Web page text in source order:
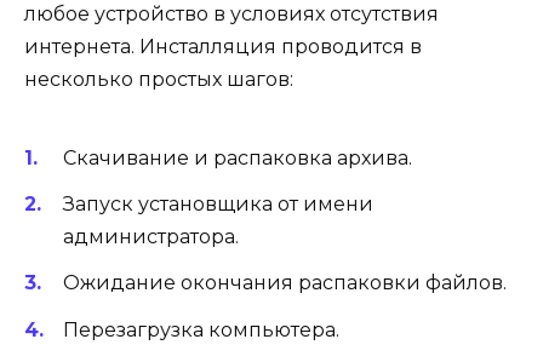
любое устройство в условиях отсутствия
интернета. Инсталляция проводится в
несколько простых шагов:
Скачивание и распаковка архива.
Запуск установщика от имени
администратора.
Ожидание окончания распаковки файлов.
Перезагрузка компьютера.